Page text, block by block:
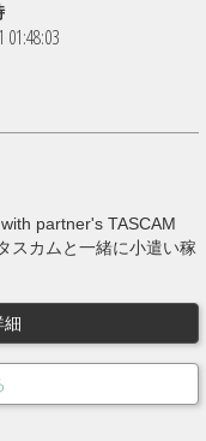
01:48:03
partner's TASCAM
スカムと一緒に小遣い稼
todays_tascam/
細